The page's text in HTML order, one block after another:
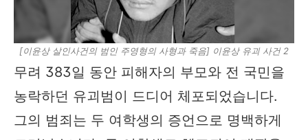
[이윤상 살인사건의 범인 주영형의 사형과 죽음] 이윤상 유괴 사건 2​
무려 383일 동안 피해자의 부모와 전 국민을
농락하던 유괴범이 드디어 체포되었습니다.
그의 범죄는 두 여학생의 증언으로 명백하게